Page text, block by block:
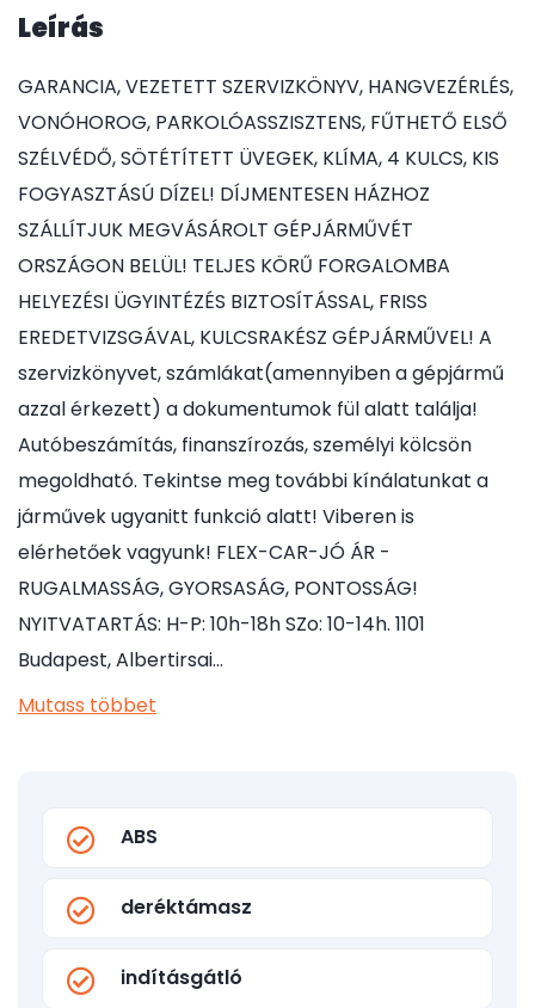
Leírás
GARANCIA, VEZETETT SZERVIZKÖNYV, HANGVEZÉRLÉS,
VONÓHOROG, PARKOLÓASSZISZTENS, FŰTHETŐ ELSŐ
SZÉLVÉDŐ, SÖTÉTÍTETT ÜVEGEK, KLÍMA, 4 KULCS, KIS
FOGYASZTÁSÚ DÍZEL! DÍJMENTESEN HÁZHOZ
SZÁLLÍTJUK MEGVÁSÁROLT GÉPJÁRMŰVÉT
ORSZÁGON BELÜL! TELJES KÖRŰ FORGALOMBA
HELYEZÉSI ÜGYINTÉZÉS BIZTOSÍTÁSSAL, FRISS
EREDETVIZSGÁVAL, KULCSRAKÉSZ GÉPJÁRMŰVEL! A
szervizkönyvet, számlákat(amennyiben a gépjármű
azzal érkezett) a dokumentumok fül alatt találja!
Autóbeszámítás, finanszírozás, személyi kölcsön
megoldható. Tekintse meg további kínálatunkat a
járművek ugyanitt funkció alatt! Viberen is
elérhetőek vagyunk! FLEX-CAR-JÓ ÁR -
RUGALMASSÁG, GYORSASÁG, PONTOSSÁG!
NYITVATARTÁS: H-P: 10h-18h SZo: 10-14h. 1101
Budapest, Albertirsai…
Mutass többet
ABS
deréktámasz
indításgátló